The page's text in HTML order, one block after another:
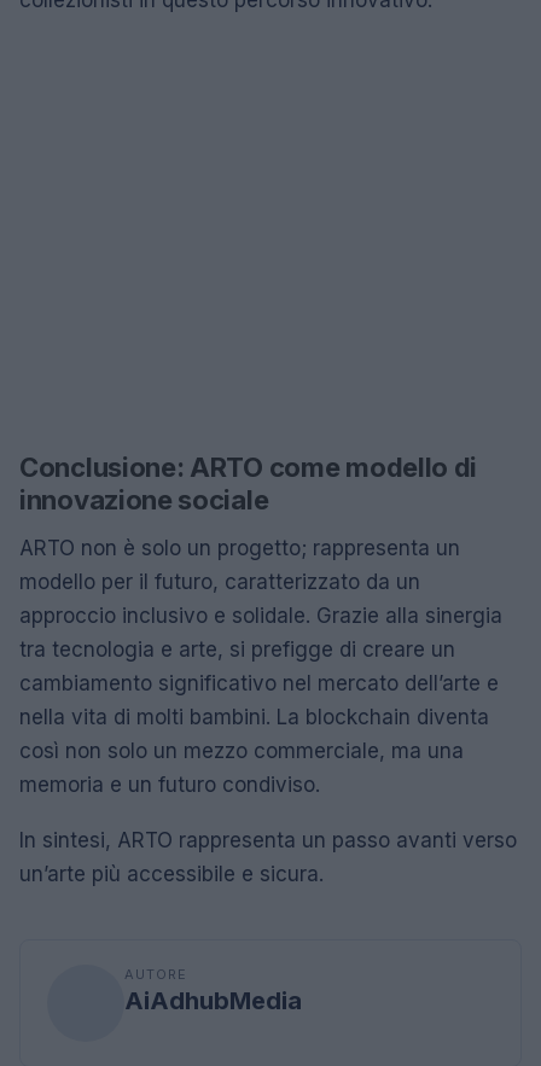
Conclusione: ARTO come modello di
innovazione sociale
ARTO non è solo un progetto; rappresenta un
modello per il futuro, caratterizzato da un
approccio inclusivo e solidale. Grazie alla sinergia
tra tecnologia e arte, si prefigge di creare un
cambiamento significativo nel mercato dell’arte e
nella vita di molti bambini. La blockchain diventa
così non solo un mezzo commerciale, ma una
memoria e un futuro condiviso.
In sintesi, ARTO rappresenta un passo avanti verso
un’arte più accessibile e sicura.
AUTORE
AiAdhubMedia